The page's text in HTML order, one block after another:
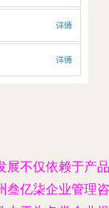
展不仅依赖于产品
叁亿柒企业管理咨